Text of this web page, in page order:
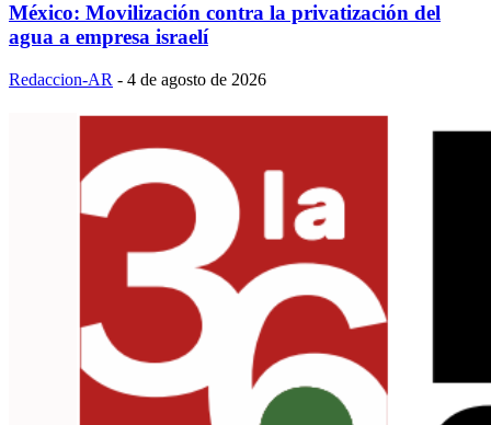
México: Movilización contra la privatización del
agua a empresa israelí
Redaccion-AR - 4 de agosto de 2026